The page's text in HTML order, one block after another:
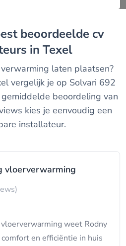
in Texel
laten plaatsen?
vergelijk je op Solvari 692
beoordeling van
kies je eenvoudig een
installateur.
vloerverwarming
weet Rodny
en efficiëntie in huis